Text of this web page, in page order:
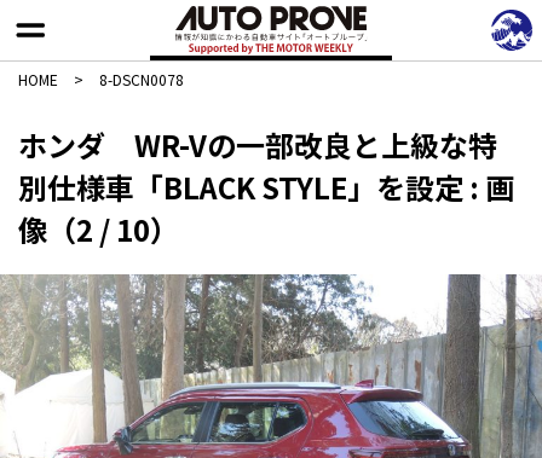
HOME > 8-DSCN0078
ホンダ WR-Vの一部改良と上級な特
別仕様車「BLACK STYLE」を設定 : 画
像（2 / 10）